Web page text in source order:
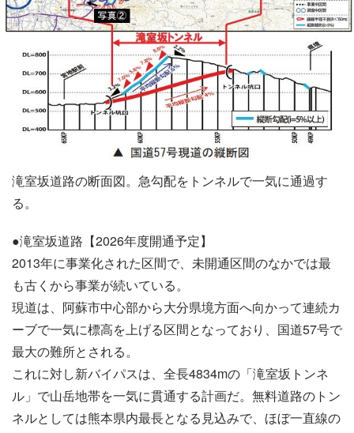
滝室坂道路の断面図。急勾配をトンネルで一気に通過す
る。
●滝室坂道路【2026年度開通予定】
2013年に事業化された区間で、未開通区間のなかでは最
も古くから事業が続いている。
現道は、阿蘇市中心部から大分県境方面へ向かって連続カ
ーブで一気に標高を上げる区間となっており、国道57号で
最大の難所とされる。
これに対し新バイパスは、全長4834mの「滝室坂トンネ
ル」で山岳地帯を一気に貫通する計画だ。無料道路のトン
ネルとしては熊本県内最長となる見込みで、ほぼ一直線の